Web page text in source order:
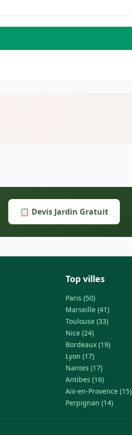
📋 Devis Jardin Gratuit
Top villes
Paris (50)
Marseille (41)
Toulouse (33)
Nice (24)
Bordeaux (19)
Lyon (17)
Nantes (17)
Antibes (16)
Aix-en-Provence (15)
Perpignan (14)